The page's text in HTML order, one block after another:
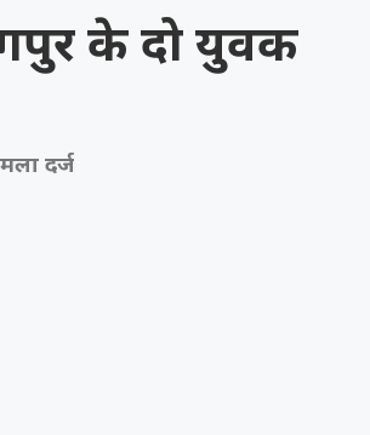
के दो युवक
दर्ज